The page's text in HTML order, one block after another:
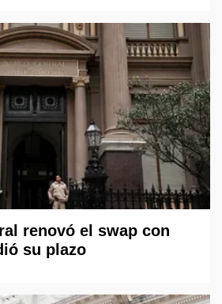
renovó el swap con
su plazo